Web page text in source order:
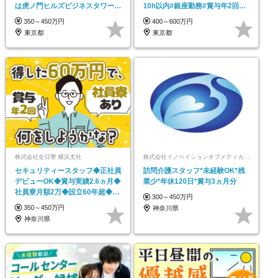
は虎ノ門ヒルズビジネスタワーな
ど
350～450万円
東京都
10h以内#銀座勤務#賞与年2回#
研修充実
400～600万円
東京都
株式会社全日警 横浜支社
セキュリティースタッフ◆正社員
デビューOK◆賞与実績2.6ヵ月◆
社員寮月額2万◆設立60年超◆希
望休/連休OK
350～450万円
神奈川県
株式会社イノベイションオブメディカルサービス
訪問介護スタッフ*未経験OK*残
業少*年休120日*賞与3ヵ月分
300～450万円
神奈川県